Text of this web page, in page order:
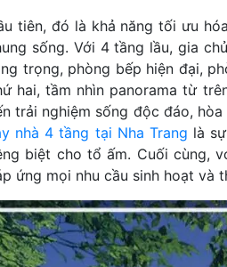
tiên, đó là khả năng tối ưu
sống. Với 4 tầng lầu, gia
trọng, phòng bếp hiện đại,
hai, tầm nhìn panorama từ
trải nghiệm sống độc đáo,
nhà 4 tầng tại Nha Trang là
biệt cho tổ ấm. Cuối cùng,
ứng mọi nhu cầu sinh hoạt và